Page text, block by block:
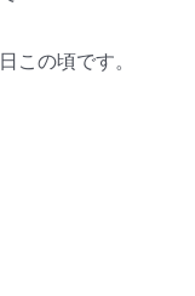
この頃です。